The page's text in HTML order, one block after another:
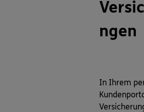
ngen
In Ihrem